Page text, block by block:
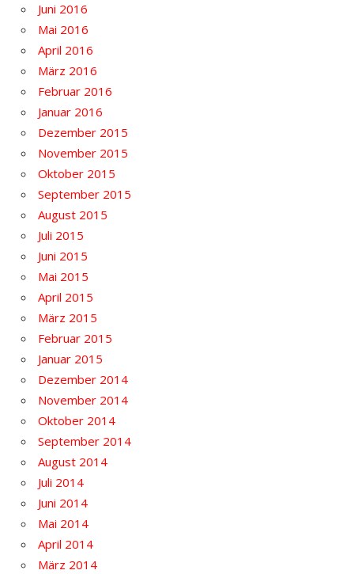
Juni 2016
Mai 2016
April 2016
März 2016
Februar 2016
Januar 2016
Dezember 2015
November 2015
Oktober 2015
September 2015
August 2015
Juli 2015
Juni 2015
Mai 2015
April 2015
März 2015
Februar 2015
Januar 2015
Dezember 2014
November 2014
Oktober 2014
September 2014
August 2014
Juli 2014
Juni 2014
Mai 2014
April 2014
März 2014